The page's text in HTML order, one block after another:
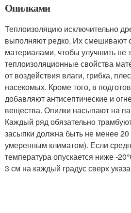
Опилками
Теплоизоляцию исключительно
выполняют редко. Их смешивают
материалами, чтобы улучшить не
теплоизоляционные свойства
от воздействия влаги, грибка,
насекомых. Кроме того, в
добавляют антисептические и
вещества. Опилки насыпают на
Каждый ряд обязательно
засыпки должна быть не менее
умеренным климатом). Если
температура опускается ниже -
3 см на каждый градус сверх